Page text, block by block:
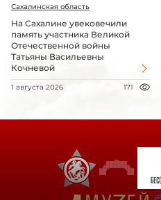
Сахалинская область
На Сахалине увековечили
память участника Великой
Отечественной войны
Татьяны Васильевны
Кочневой
1 августа 2026 171